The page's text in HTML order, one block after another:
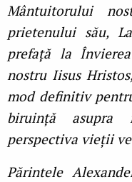
Mântuitorului
prietenului său,
prefață la
nostru Iisus
mod definitiv
biruință asupra
perspectiva vieții
Părintele